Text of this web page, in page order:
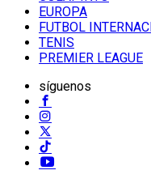
EUROPA
FUTBOL
TENIS
PREMIER LEAGUE
síguenos